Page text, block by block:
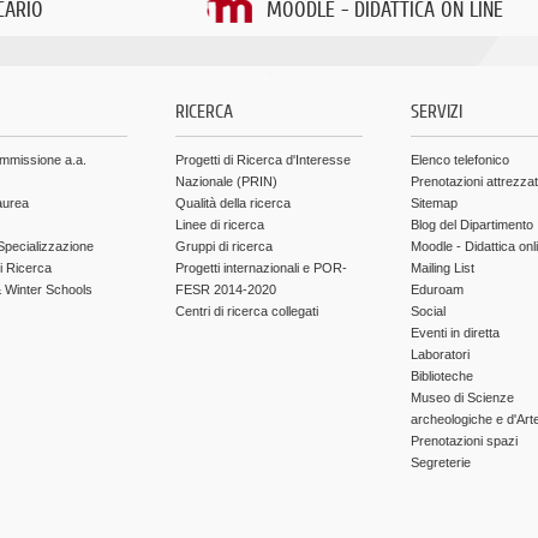
MOODLE - DIDATTICA ON LINE
a.a.
Ricerca
Winter Schools
RICERCA
Progetti di Ricerca d'Interesse
Nazionale (PRIN)
Qualità della ricerca
Linee di ricerca
Gruppi di ricerca
Progetti internazionali e POR-
FESR 2014-2020
Centri di ricerca collegati
SERVIZI
Elenco telefonico
Prenotazioni
Sitemap
Blog del Dipartimento
Moodle - Didattica
Mailing List
Eduroam
Social
Eventi in diretta
Laboratori
Biblioteche
Museo di Scienze
archeologiche e
Prenotazioni spazi
Segreterie